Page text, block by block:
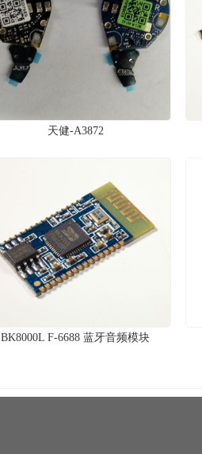
天健-A3872
BK8000L F-6688 蓝牙音频模块